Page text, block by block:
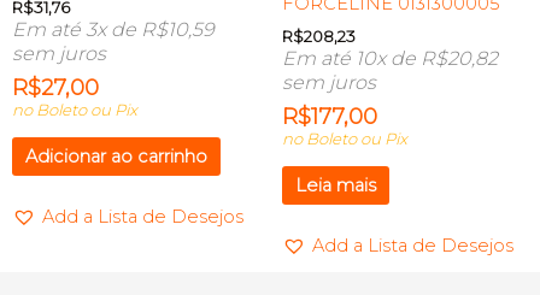
R$31,76
Em até 3x de R$10,59
sem juros
R$27,00
no Boleto ou Pix
Adicionar ao carrinho
Add a Lista de Desejos
R$208,23
Em até 10x de R$20,82
sem juros
R$177,00
no Boleto ou Pix
Leia mais
Add a Lista de Desejos